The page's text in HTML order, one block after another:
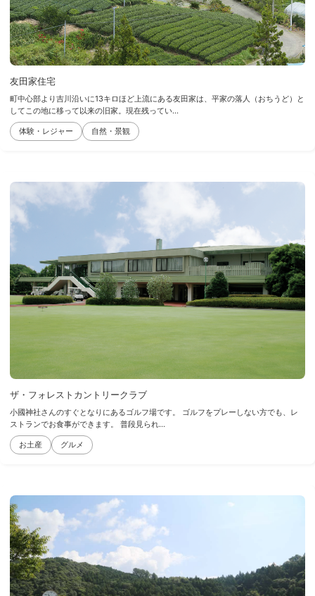
友田家住宅
町中心部より吉川沿いに13キロほど上流にある友田家は、平家の落人（おちうど）と
してこの地に移って以来の旧家。現在残ってい...
体験・レジャー 自然・景観
ザ・フォレストカントリークラブ
小國神社さんのすぐとなりにあるゴルフ場です。 ゴルフをプレーしない方でも、レ
ストランでお食事ができます。 普段見られ...
お土産 グルメ